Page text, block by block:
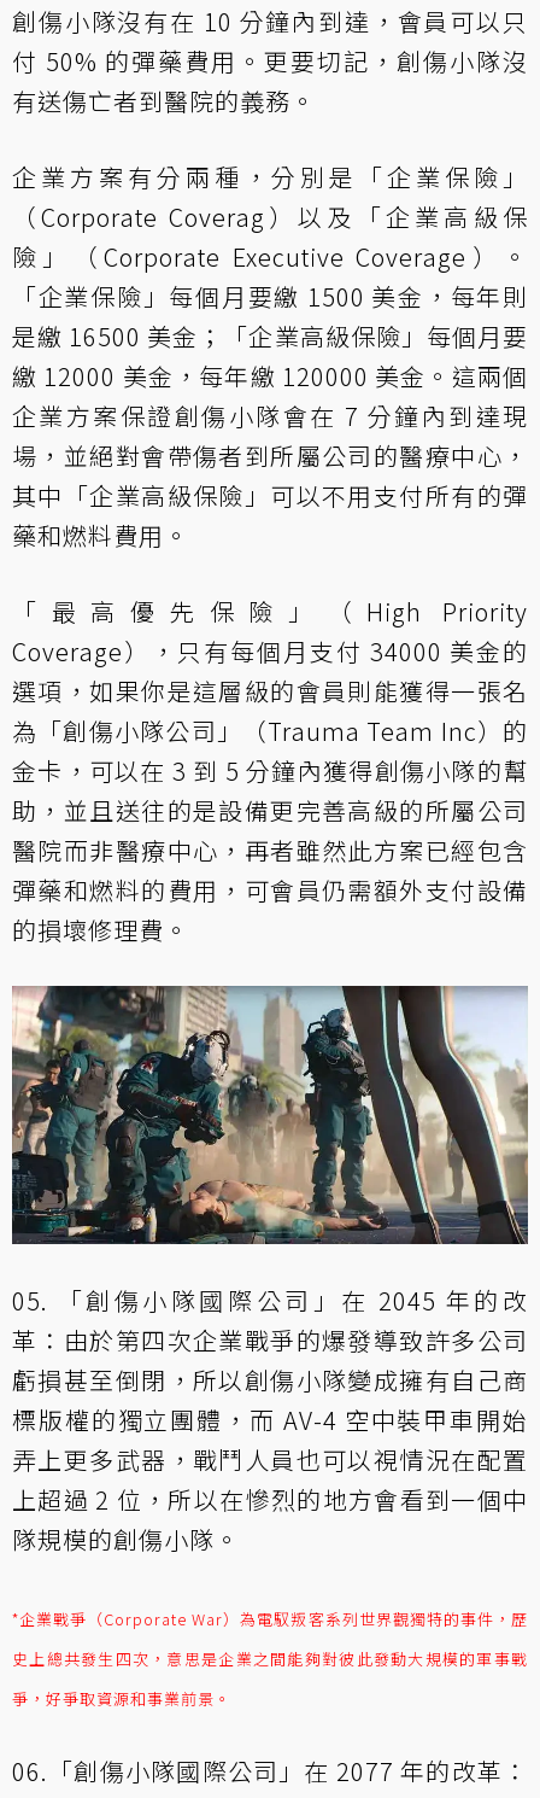
創傷小隊沒有在 10 分鐘內到達，會員可以只
付 50% 的彈藥費用。更要切記，創傷小隊沒
有送傷亡者到醫院的義務。
企業方案有分兩種，分別是「企業保險」
（Corporate Coverag）以及「企業高級保
險」（Corporate Executive Coverage）。
「企業保險」每個月要繳 1500 美金，每年則
是繳 16500 美金；「企業高級保險」每個月要
繳 12000 美金，每年繳 120000 美金。這兩個
企業方案保證創傷小隊會在 7 分鐘內到達現
場，並絕對會帶傷者到所屬公司的醫療中心，
其中「企業高級保險」可以不用支付所有的彈
藥和燃料費用。
「最高優先保險」（High Priority
Coverage），只有每個月支付 34000 美金的
選項，如果你是這層級的會員則能獲得一張名
為「創傷小隊公司」（Trauma Team Inc）的
金卡，可以在 3 到 5 分鐘內獲得創傷小隊的幫
助，並且送往的是設備更完善高級的所屬公司
醫院而非醫療中心，再者雖然此方案已經包含
彈藥和燃料的費用，可會員仍需額外支付設備
的損壞修理費。
05. 「創傷小隊國際公司」在 2045 年的改
革：由於第四次企業戰爭的爆發導致許多公司
虧損甚至倒閉，所以創傷小隊變成擁有自己商
標版權的獨立團體，而 AV-4 空中裝甲車開始
弄上更多武器，戰鬥人員也可以視情況在配置
上超過 2 位，所以在慘烈的地方會看到一個中
隊規模的創傷小隊。
*企業戰爭（Corporate War）為電馭叛客系列世界觀獨特的事件，歷
史上總共發生四次，意思是企業之間能夠對彼此發動大規模的軍事戰
爭，好爭取資源和事業前景。
06.「創傷小隊國際公司」在 2077 年的改革：